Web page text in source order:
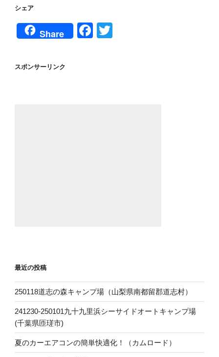
シェア
Share
F
スポンサーリンク
最近の投稿
250118道志の森キャンプ場（山梨県南都留郡道志村）
241230-250101九十九里浜シーサイドオートキャンプ場
(千葉県匝瑳市)
夏のカーエアコンの簡単快適化！（カムロード）